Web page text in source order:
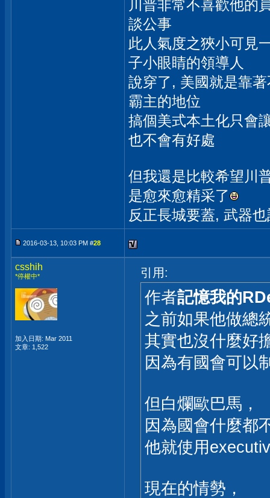
川普非常不喜歡他的
談公事
此人氣度之狹小可見
子小眼睛的領導人
說穿了, 美國就是靠
霸主的地位
搞個美式本土化只會
也不會有好處
但我還是比較希望川
是愈來愈精采了
反正長城要蓋, 武器
2016-03-13, 10:03 PM #28
csshih
*停權中*
加入日期: Mar 2011
文章: 1,522
引用:
作者記憶我的
之前如果他做總
其實也沒什麼好
因為有國會可以
但白爛歐巴馬，
因為國會什麼都
他就使用
現在的情勢，